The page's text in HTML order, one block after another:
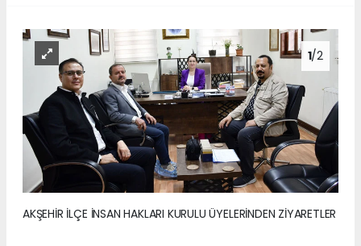
1/2
AKŞEHİR İLÇE İNSAN HAKLARI KURULU ÜYELERİNDEN ZİYARETLER